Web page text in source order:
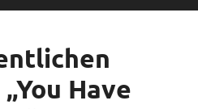
Have